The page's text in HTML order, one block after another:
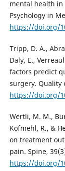
mental health in
Psychology in
https://doi.org/
Tripp, D. A.,
Daly, E.,
factors predict
surgery. Quality
https://doi.org/
Wertli, M. M.,
Kofmehl, R., &
on treatment
pain. Spine,
https://doi.org/